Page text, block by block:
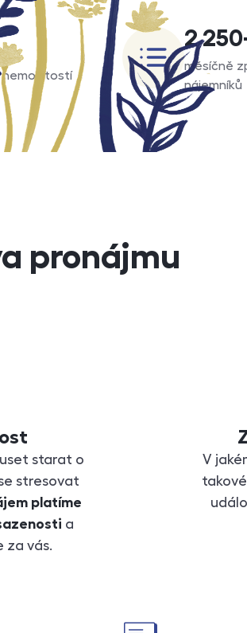
nemovitostí
2 250
měsíčně
nájemníků
pronájmu
starat o
stresovat
platíme
a
za vás.
V